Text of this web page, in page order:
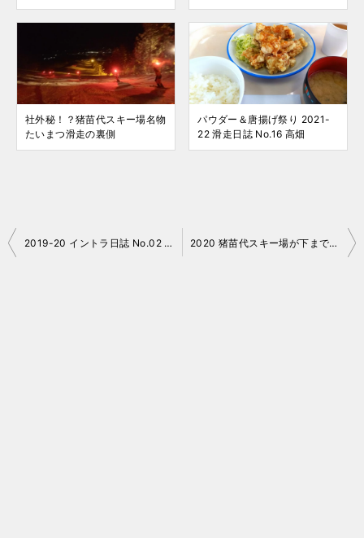
社外秘！？猪苗代スキー場名物
たいまつ滑走の裏側
パウダー＆唐揚げ祭り 2021-
22 滑走日誌 No.16 高畑
投
2019-20 イントラ日誌 No.02 裏磐梯 2020 猪苗代スキー場が下まで繋がります！